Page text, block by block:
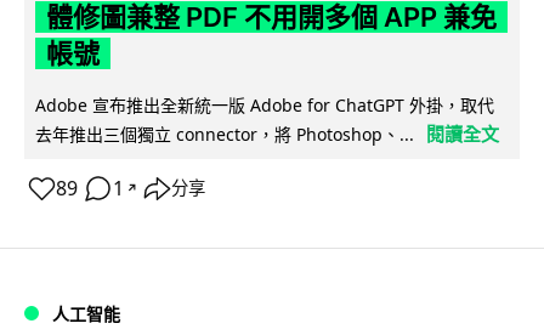
體修圖兼整 PDF 不用開多個 APP 兼免
帳號
Adobe 宣布推出全新統一版 Adobe for ChatGPT 外掛，取代
去年推出三個獨立 connector，將 Photoshop、...
閱讀全文
89 1 ↗ 分享
人工智能